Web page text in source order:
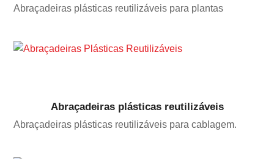
Abraçadeiras plásticas reutilizáveis para plantas
Abraçadeiras plásticas reutilizáveis
Abraçadeiras plásticas reutilizáveis para cablagem.